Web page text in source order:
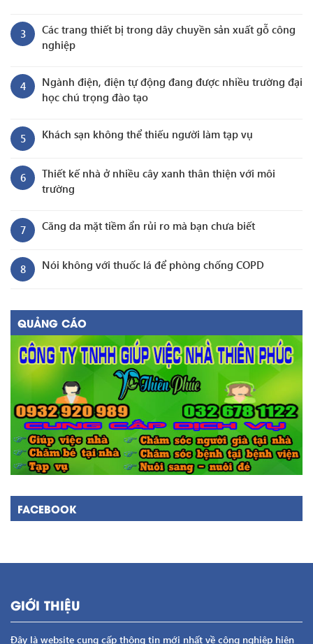
3
Các trang thiết bị trong dây chuyền sản xuất gỗ công
nghiệp
4
Ngành điện, điện tự động đang được nhiều trường đại
học chú trọng đào tạo
5 Khách sạn không thể thiếu người làm tạp vụ
6
Thiết kế nhà ở nhiều cây xanh thân thiện với môi
trường
7 Căng da mặt tiềm ẩn rủi ro mà bạn chưa biết
8 Nói không với thuốc lá để phòng chống COPD
QUẢNG CÁO
FACEBOOK
GIỚI THIỆU
Đây là website cung cấp thông tin mới nhất về công nghiệp hiện